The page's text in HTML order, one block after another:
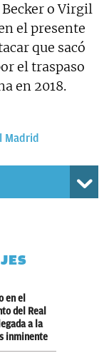
o Virgil
el presente
que sacó
el traspaso
en 2018.
Madrid
en el
del Real
a la
inminente